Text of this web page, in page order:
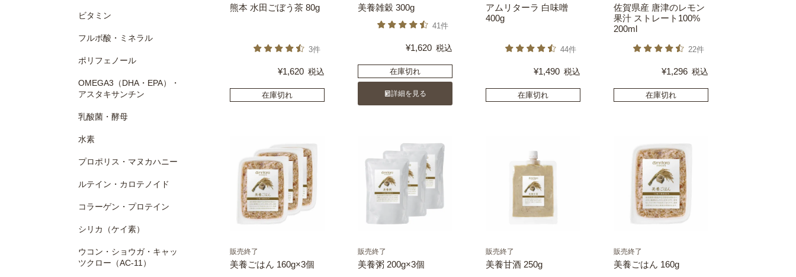
ビタミン
フルボ酸・ミネラル
ポリフェノール
OMEGA3（DHA・EPA）・
アスタキサンチン
乳酸菌・酵母
水素
プロポリス・マヌカハニー
ルテイン・カロテノイド
コラーゲン・プロテイン
シリカ（ケイ素）
ウコン・ショウガ・キャッ
ツクロー（AC-11）
熊本 水田ごぼう茶 80g
3件
¥1,620 税込
在庫切れ
美養雑穀 300g
41件
¥1,620 税込
在庫切れ
詳細を見る
アムリターラ 白味噌
400g
44件
¥1,490 税込
在庫切れ
佐賀県産 唐津のレモン
果汁 ストレート100%
200ml
22件
¥1,296 税込
在庫切れ
販売終了
美養ごはん 160g×3個
販売終了
美養粥 200g×3個
販売終了
美養甘酒 250g
販売終了
美養ごはん 160g